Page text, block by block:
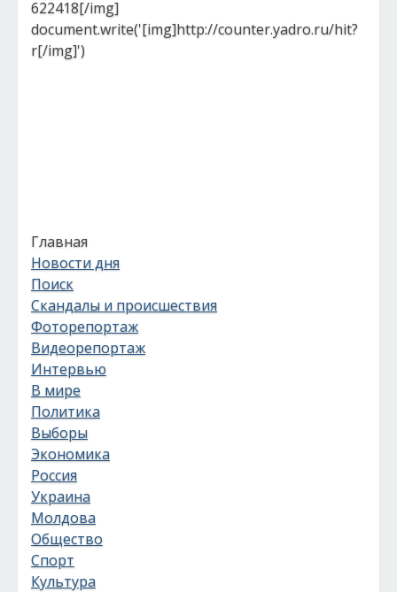
622418[/img]
document.write('[img]http://counter.yadro.ru/hit?
r[/img]')
Главная
Новости дня
Поиск
Скандалы и происшествия
Фоторепортаж
Видеорепортаж
Интервью
В мире
Политика
Выборы
Экономика
Россия
Украина
Молдова
Общество
Спорт
Культура